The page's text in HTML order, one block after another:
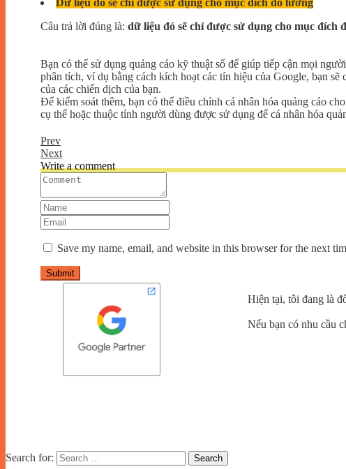
Câu trả lời đúng là: dữ liệu đó sẽ chỉ được sử dụng cho mục đích
Bạn có thể sử dụng quảng cáo kỹ thuật số để giúp tiếp cận mọi
phân tích, ví dụ bằng cách kích hoạt các tín hiệu của Google, bạn
của các chiến dịch của bạn.
Để kiểm soát thêm, bạn có thể điều chỉnh cá nhân hóa quảng cáo
cụ thể hoặc thuộc tính người dùng được sử dụng để cá nhân hóa
Prev
Next
Write a comment
Save my name, email, and website in this browser for the next
Submit
Hiện tại, tôi đang là
Nếu bạn có nhu cầu
Search for: